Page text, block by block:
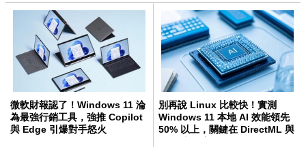
微軟財報認了！Windows 11 淪
為最強行銷工具，強推 Copilot
與 Edge 引爆對手怒火
別再說 Linux 比較快！實測
Windows 11 本地 AI 效能領先
50% 以上，關鍵在 DirectML 與